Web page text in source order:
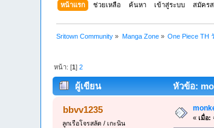
หน้าแรก ช่วยเหลือ ค้นหา เข้าสู่ระบบ สมัคร
Sritown Community » Manga Zone» One Piece TH
หน้า: [1]2
ผู้เขียน หัวข้อ:
bbvv1235
ลูกเรือโจรสลัด / เกะนิน
«เมื่อ: